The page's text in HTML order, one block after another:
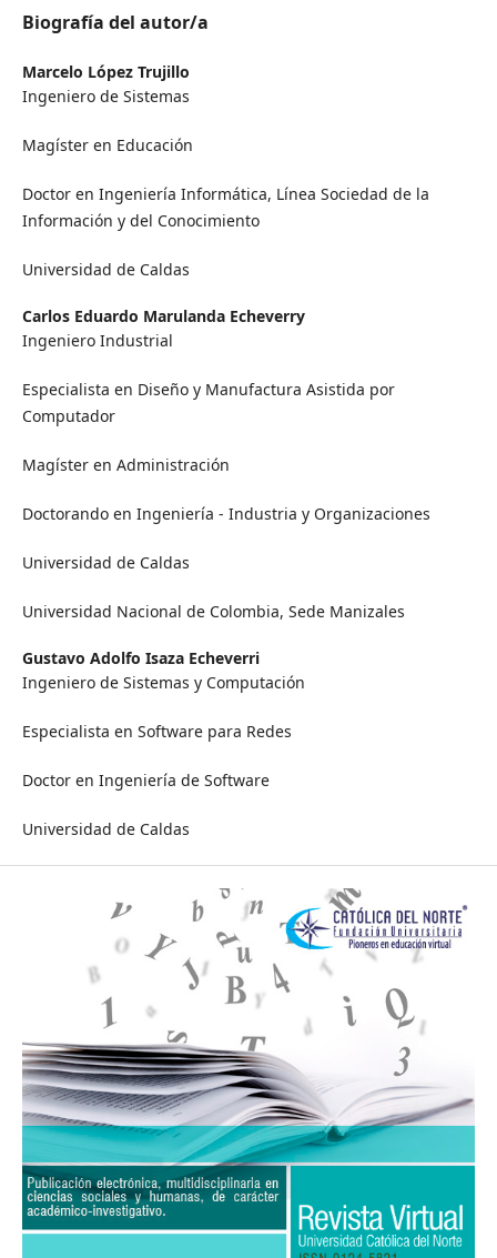
Biografía del autor/a
Marcelo López Trujillo
Ingeniero de Sistemas
Magíster en Educación
Doctor en Ingeniería Informática, Línea Sociedad de la
Información y del Conocimiento
Universidad de Caldas
Carlos Eduardo Marulanda Echeverry
Ingeniero Industrial
Especialista en Diseño y Manufactura Asistida por
Computador
Magíster en Administración
Doctorando en Ingeniería - Industria y Organizaciones
Universidad de Caldas
Universidad Nacional de Colombia, Sede Manizales
Gustavo Adolfo Isaza Echeverri
Ingeniero de Sistemas y Computación
Especialista en Software para Redes
Doctor en Ingeniería de Software
Universidad de Caldas